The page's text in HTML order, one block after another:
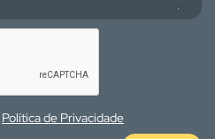
Política de Privacidade